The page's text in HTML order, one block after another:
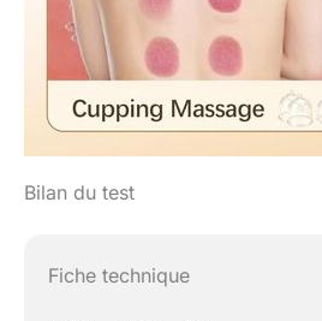
Bilan du test
Fiche technique